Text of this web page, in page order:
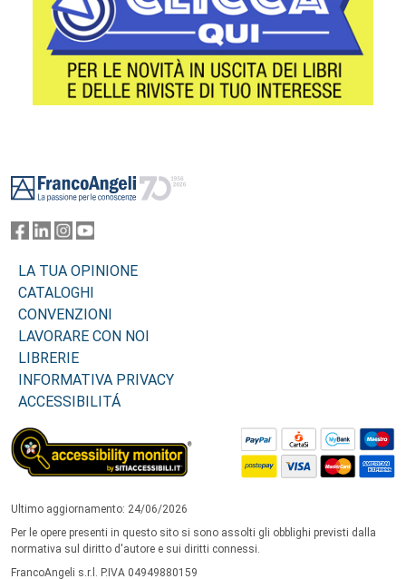
LA TUA OPINIONE
CATALOGHI
CONVENZIONI
LAVORARE CON NOI
LIBRERIE
INFORMATIVA PRIVACY
ACCESSIBILITÁ
Ultimo aggiornamento: 24/06/2026
Per le opere presenti in questo sito si sono assolti gli obblighi previsti dalla
normativa sul diritto d'autore e sui diritti connessi.
FrancoAngeli s.r.l. P.IVA 04949880159